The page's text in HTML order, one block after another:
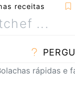
receitas
rápidas e